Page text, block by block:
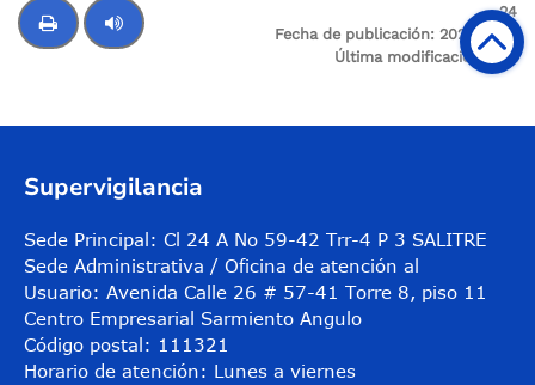
24
Fecha de publicación: 2025-12-21
Última modificación:
N/A
Supervigilancia
Sede Principal: Cl 24 A No 59-42 Trr-4 P 3 SALITRE
Sede Administrativa / Oficina de atención al
Usuario: Avenida Calle 26 # 57-41 Torre 8, piso 11
Centro Empresarial Sarmiento Angulo
Código postal: 111321
Horario de atención: Lunes a viernes